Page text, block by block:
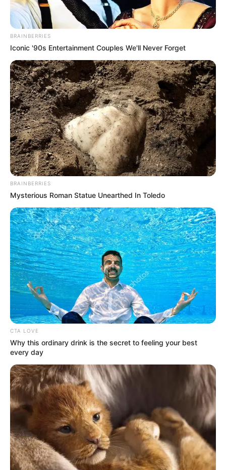
BRAINBERRIES
Iconic '90s Entertainment Couples We'll Never Forget
BRAINBERRIES
Mysterious Roman Statue Unearthed In Toledo
CTA LOVE
Why this ordinary drink is the secret to feeling your best
every day